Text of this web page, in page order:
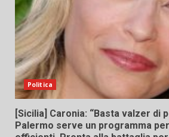
Politica
[Sicilia] Caronia: “Basta valzer di
Palermo serve un programma